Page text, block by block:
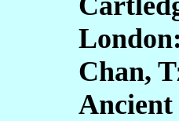
Chan,
Ancient